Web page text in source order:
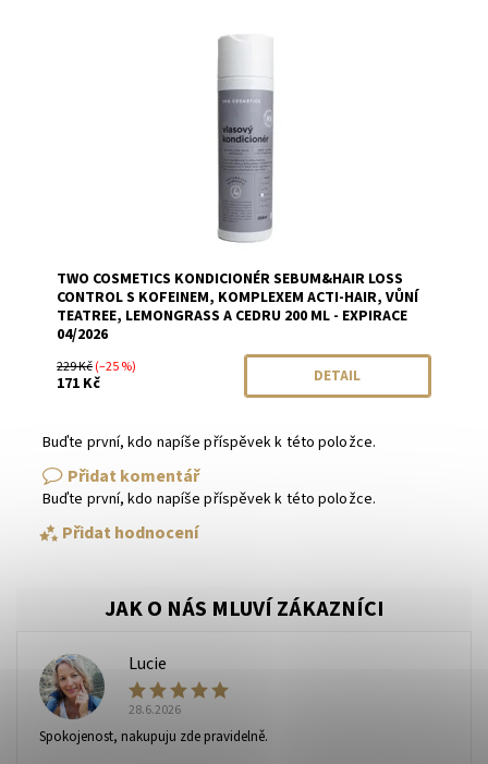
Two Cosmetics
TWO COSMETICS KONDICIONÉR SEBUM&HAIR LOSS
CONTROL S KOFEINEM, KOMPLEXEM ACTI-HAIR, VŮNÍ
TEATREE, LEMONGRASS A CEDRU 200 ML - EXPIRACE
04/2026
229 Kč(–25 %)
171 Kč DETAIL
Buďte první, kdo napíše příspěvek k této položce.
Přidat komentář
Buďte první, kdo napíše příspěvek k této položce.
Přidat hodnocení
L
Lucie
28.6.2026
Spokojenost, nakupuju zde pravidelně.